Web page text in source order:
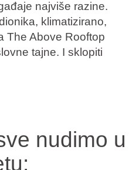
najviše razine.
klimatizirano,
The Above Rooftop
tajne. I sklopiti
nudimo